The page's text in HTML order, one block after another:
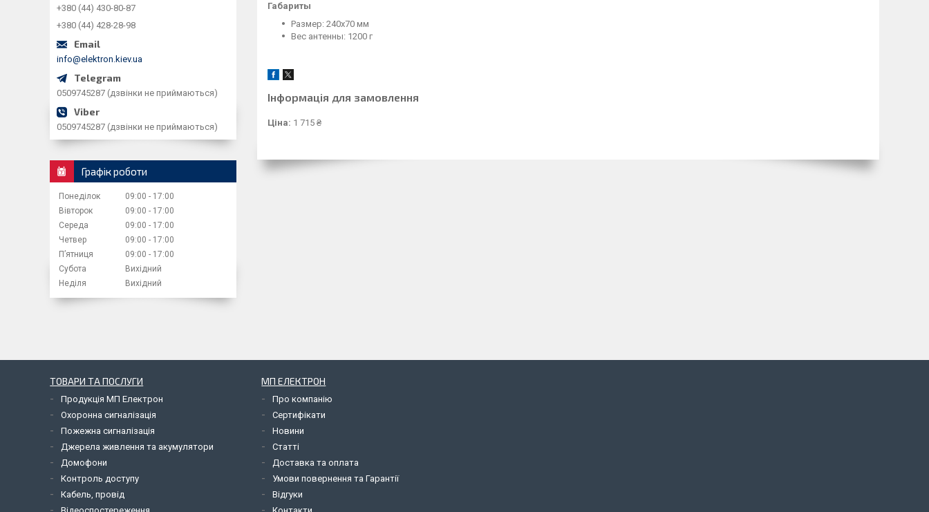
Габариты
Размер: 240х70 мм
Вес антенны: 1200 г
Інформація для замовлення
Ціна: 1 715 ₴
+380 (44) 430-80-87
+380 (44) 428-28-98
info@elektron.kiev.ua
0509745287 (дзвінки не приймаються)
0509745287 (дзвінки не приймаються)
Графік роботи
Понеділок 09:00
17:00
Вівторок
09:00
17:00
Середа
09:00
17:00
Четвер
09:00
17:00
Пʼятниця
09:00
17:00
Субота
Вихідний
Неділя
Вихідний
ТОВАРИ ТА ПОСЛУГИ
Продукція МП Електрон
Охоронна сигналізація
Пожежна сигналізація
Джерела живлення та акумулятори
Домофони
Контроль доступу
Кабель, провід
МП ЕЛЕКТРОН
Про компанію
Сертифікати
Новини
Статті
Доставка та оплата
Умови повернення та Гарантії
Відгуки